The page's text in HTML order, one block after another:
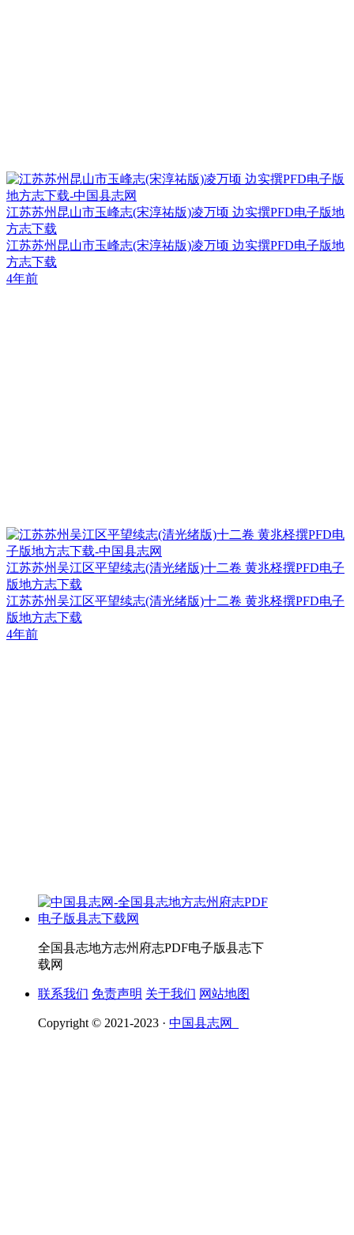
江苏苏州昆山市玉峰志(宋淳祐版)凌万顷 边实撰PFD电子版地
方志下载
江苏苏州昆山市玉峰志(宋淳祐版)凌万顷 边实撰PFD电子版地
方志下载
4年前
江苏苏州吴江区平望续志(清光绪版)十二卷 黄兆柽撰PFD电子
版地方志下载
江苏苏州吴江区平望续志(清光绪版)十二卷 黄兆柽撰PFD电子
版地方志下载
4年前
全国县志地方志州府志PDF电子版县志下
载网
联系我们 免责声明 关于我们 网站地图
Copyright © 2021-2023 · 中国县志网